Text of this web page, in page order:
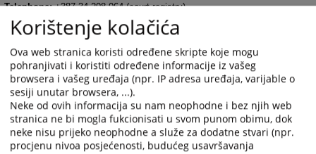
Telephone:+387 34 208-064 (court registry)
Fax:+387 34 202-182
E-mail
ksud-livno@pravosudje.ba
JIB:4281048040008
289VIEWS
Korištenje kolačića
Ova web stranica koristi određene skripte koje mogu
pohranjivati i koristiti određene informacije iz vašeg
browsera i vašeg uređaja (npr. IP adresa uređaja, varijable o
sesiji unutar browsera, ...).
Neke od ovih informacija su nam neophodne i bez njih web
stranica ne bi mogla fukcionisati u svom punom obimu, dok
neke nisu prijeko neophodne a služe za dodatne stvari (npr.
procjenu nivoa posjećenosti, budućeg usavršavanja